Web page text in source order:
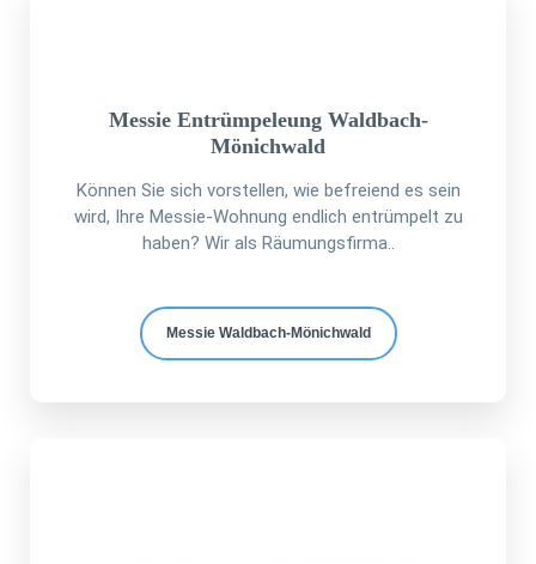
Messie Entrümpeleung Waldbach-
Mönichwald
Können Sie sich vorstellen, wie befreiend es sein
wird, Ihre Messie-Wohnung endlich entrümpelt zu
haben? Wir als Räumungsfirma..
Messie Waldbach-Mönichwald